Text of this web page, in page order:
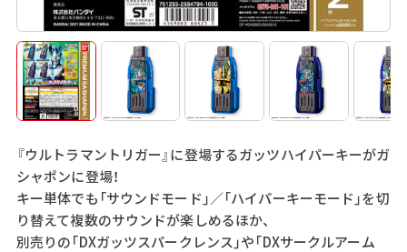
『ウルトラマントリガー』に登場するガッツハイパーキーがガ
シャポンに登場！
キー単体でも「サウンドモード」／「ハイパーキーモード」を切
り替えて複数のサウンドが楽しめるほか、
別売りの「DXガッツスパークレンス」や「DXサークルアーム